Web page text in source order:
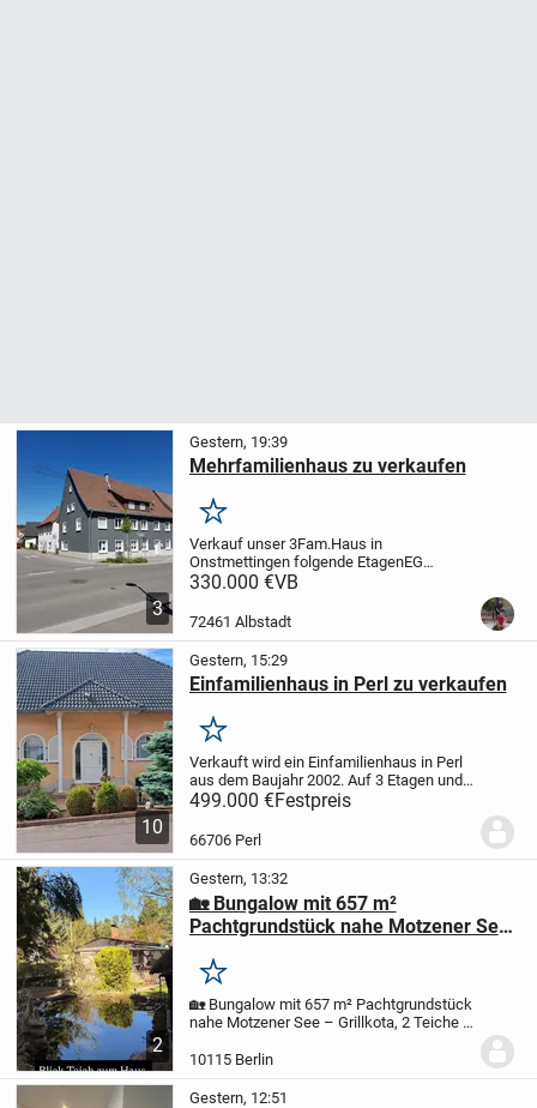
3
Gestern, 19:39
Mehrfamilienhaus zu verkaufen
Merken
Verkauf unser 3Fam.Haus in
Onstmettingen folgende EtagenEG
Wohnung ca70qm
Gästezimmer.1OG
Kinderzimmer, Wohnzimmer und große...
330.000 €VB
72461 Albstadt
10
Gestern, 15:29
Einfamilienhaus in Perl zu verkaufen
Merken
Verkauft wird ein Einfamilienhaus in Perl
aus dem Baujahr 2002. Auf 3 Etagen und
178m2 sind 2 Bäder und ein GästeWC,
Küche und 7 Zimmer . Zusätzlich noch 1
begehbarer Kleiderschrank, 2
499.000 €Festpreis
66706 Perl
2
Gestern, 13:32
🏡 Bungalow mit 657 m²
Pachtgrundstück nahe Motzener See
Ausstattung
Merken
🏡 Bungalow mit 657 m² Pachtgrundstück
nahe Motzener See – Grillkota, 2 Teiche &
SOFORT VERFÜGBAR
Rückzugsort im Grünen – ankommen,
abschalten und...
10115 Berlin
Gestern, 12:51